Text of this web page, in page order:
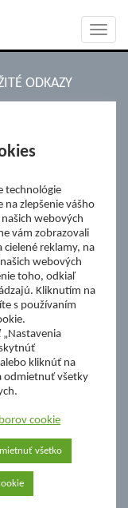
ODKAZY
Železiarne
s.r.o.
Podbrezová
technológie
na zlepšenie vášho
webových
vám zobrazovali
cielené reklamy, na
webových
toho, odkiaľ
Kliknutím na
s používaním
kliknúť na
odmietnuť všetky
cookie
všetko